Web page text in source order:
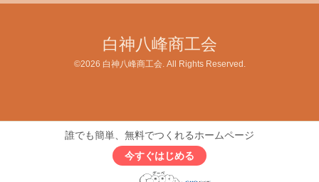
白神八峰商工会
©2026 白神八峰商工会. All Rights Reserved.
誰でも簡単、無料でつくれるホームページ
今すぐはじめる